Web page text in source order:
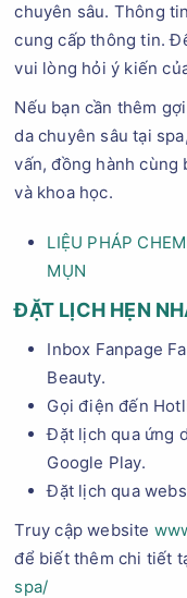
chuyên sâu. Thông
cung cấp thông tin.
vui lòng hỏi ý kiến
Nếu bạn cần thêm
da chuyên sâu tại spa,
vấn, đồng hành cùng
và khoa học.
LIỆU PHÁP
MỤN
ĐẶT LỊCH HẸN
Inbox Fanpage
Beauty.
Gọi điện đến
Đặt lịch qua ứng
Google Play.
Đặt lịch qua
Truy cập website
để biết thêm chi tiết
spa/